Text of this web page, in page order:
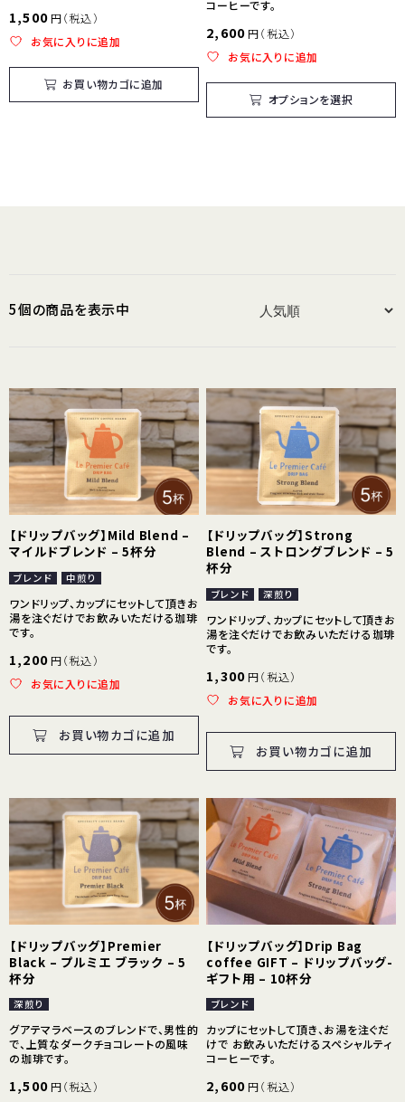
1,500円（税込）
お気に入りに追加
お買い物カゴに追加
コーヒーです。
2,600円（税込）
お気に入りに追加
オプションを選択
5個の商品を表示中
【ドリップバッグ】Mild Blend –
マイルドブレンド – 5杯分
ブレンド 中煎り
ワンドリップ、カップにセットして頂きお
湯を注ぐだけでお飲みいただける珈琲
です。
1,200 円（税込）
お気に入りに追加
お買い物カゴに追加
【ドリップバッグ】Strong
Blend – ストロングブレンド – 5
杯分
ブレンド 深煎り
ワンドリップ、カップにセットして頂きお
湯を注ぐだけでお飲みいただける珈琲
です。
1,300 円（税込）
お気に入りに追加
お買い物カゴに追加
【ドリップバッグ】Premier
Black – プルミエ ブラック – 5
杯分
深煎り
グアテマラベースのブレンドで、男性的
で、上質なダークチョコレートの風味
の珈琲です。
1,500 円（税込）
【ドリップバッグ】Drip Bag
coffee GIFT – ドリップバッグ-
ギフト用 – 10杯分
ブレンド
カップにセットして頂き、お湯を注ぐだ
けで お飲みいただけるスペシャルティ
コーヒーです。
2,600 円（税込）